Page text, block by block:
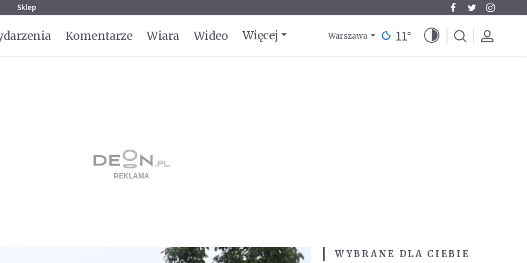
Sklep
Komentarze Wiara Wideo Więcej Warszawa 11°
WYBRANE DLA CIEBIE